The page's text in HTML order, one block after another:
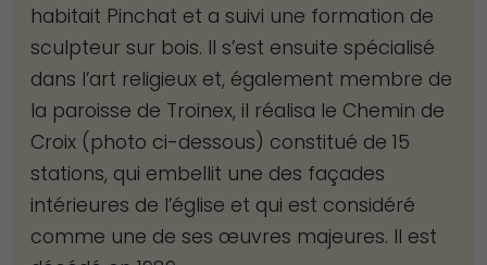
habitait Pinchat et a suivi une formation de
sculpteur sur bois. Il s’est ensuite spécialisé
dans l’art religieux et, également membre de
la paroisse de Troinex, il réalisa le Chemin de
Croix (photo ci-dessous) constitué de 15
stations, qui embellit une des façades
intérieures de l’église et qui est considéré
comme une de ses œuvres majeures. Il est
Si vous refusez
ces cookies,
certaines
fonctionnalités
disparaîtront
du site Web.
Marketing